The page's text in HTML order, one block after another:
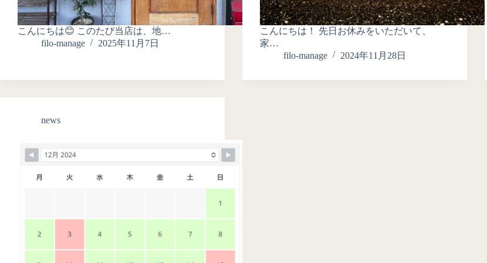
こんにちは😊 このたび当店は、地…
filo-manage
2025年11月7日
こんにちは！ 先日お休みをいただいて、
家…
filo-manage
2024年11月28日
news